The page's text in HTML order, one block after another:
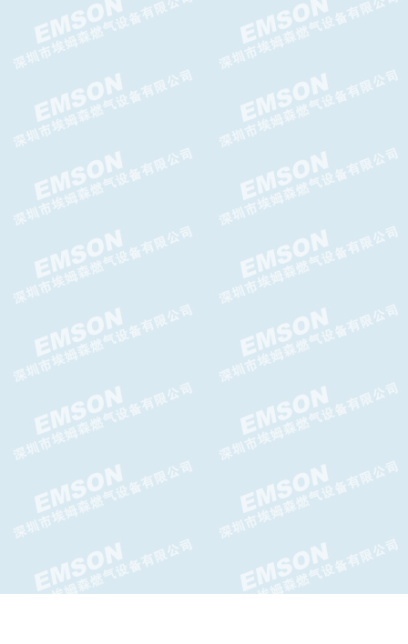
Messer减压阀LT2000减压器
日本KOBEGAS藤田自动切换阀
台湾AIRTAC给油器AL-BL系列
给油器
AIRTAC空气调压阀AR-BR系列